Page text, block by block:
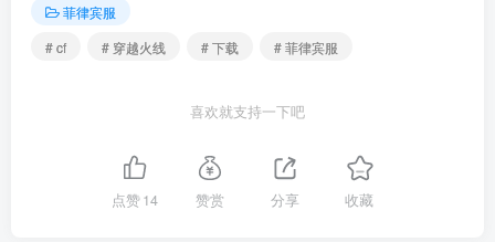
菲律宾服
# cf
# 穿越火线 # 下载 # 菲律宾服
喜欢就支持一下吧
点赞14 赞赏 分享 收藏